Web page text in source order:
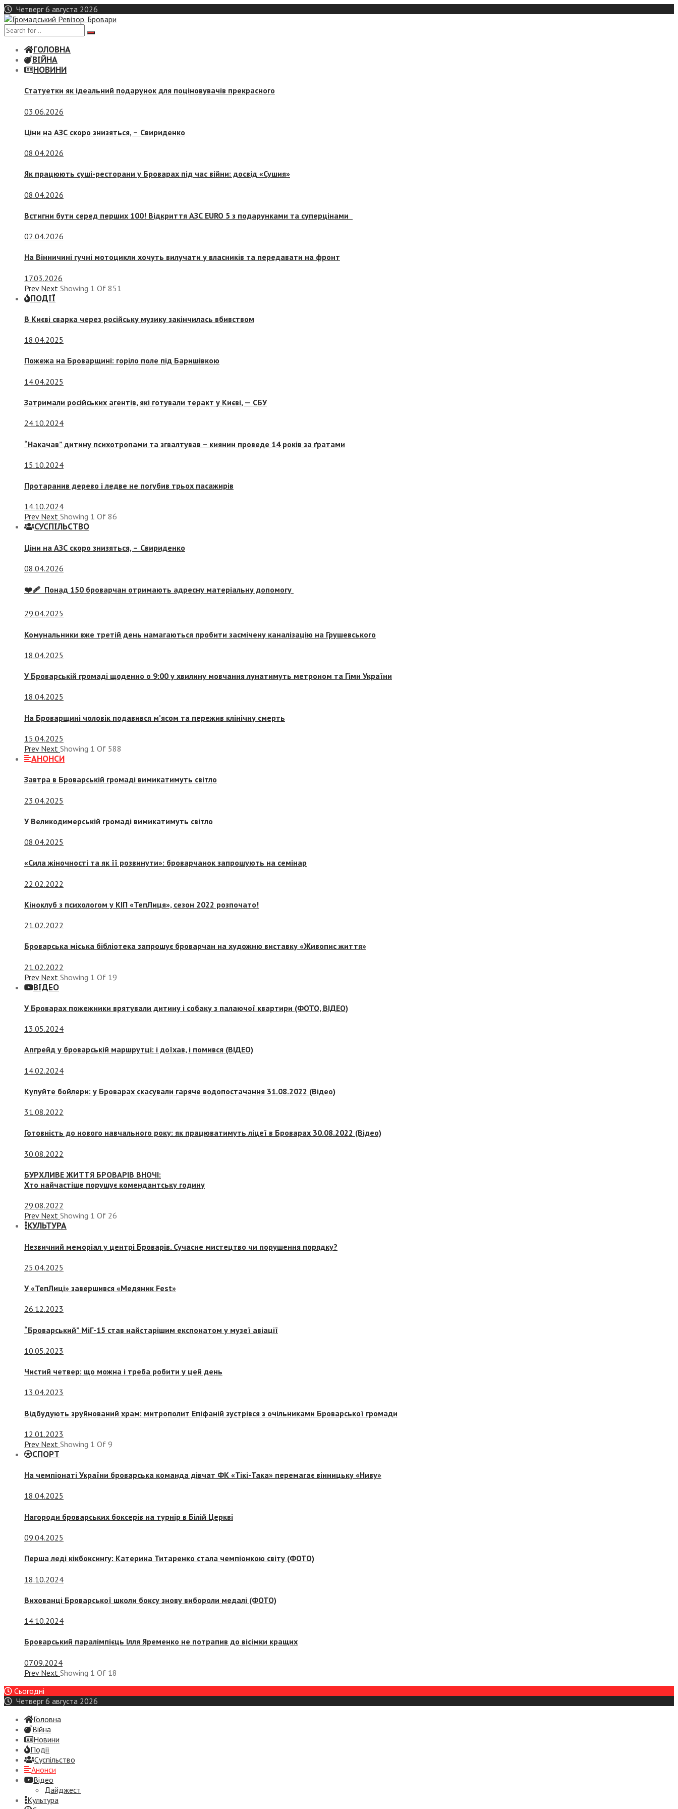
Skip
to
content
Четверг 6 августа 2026
ГОЛОВНА
ВІЙНА
НОВИНИ
Статуетки як ідеальний подарунок для поціновувачів прекрасного
03.06.2026
Ціни на АЗС скоро знизяться, – Свириденко
08.04.2026
Як працюють суші-ресторани у Броварах під час війни: досвід «Сушия»
08.04.2026
Встигни бути серед перших 100! Відкриття АЗС EURO 5 з подарунками та суперцінами
02.04.2026
На Вінничині гучні мотоцикли хочуть вилучати у власників та передавати на фронт
17.03.2026
Prev Next Showing 1 Of 851
ПОДІЇ
В Києві сварка через російську музику закінчилась вбивством
18.04.2025
Пожежа на Броварщині: горіло поле під Баришівкою
14.04.2025
Затримали російських агентів, які готували теракт у Києві, — СБУ
24.10.2024
“Накачав” дитину психотропами та згвалтував – киянин проведе 14 років за ґратами
15.10.2024
Протаранив дерево і ледве не погубив трьох пасажирів
14.10.2024
Prev Next Showing 1 Of 86
СУСПIЛЬСТВО
Ціни на АЗС скоро знизяться, – Свириденко
08.04.2026
❤️‍🩹 Понад 150 броварчан отримають адресну матеріальну допомогу
29.04.2025
Комунальники вже третій день намагаються пробити засмічену каналізацію на Грушевського
18.04.2025
У Броварській громаді щоденно о 9:00 у хвилину мовчання лунатимуть метроном та Гімн України
18.04.2025
На Броварщині чоловік подавився м’ясом та пережив клінічну смерть
15.04.2025
Prev Next Showing 1 Of 588
АНОНСИ
Завтра в Броварській громаді вимикатимуть світло
23.04.2025
У Великодимерській громаді вимикатимуть світло
08.04.2025
«Сила жіночності та як її розвинути»: броварчанок запрошують на семінар
22.02.2022
Кіноклуб з психологом у КІП «ТепЛиця», сезон 2022 розпочато!
21.02.2022
Броварська міська бібліотека запрошує броварчан на художню виставку «Живопис життя»
21.02.2022
Prev Next Showing 1 Of 19
ВІДЕО
У Броварах пожежники врятували дитину і собаку з палаючої квартири (ФОТО, ВІДЕО)
13.05.2024
Апгрейд у броварській маршрутці: і доїхав, і помився (ВІДЕО)
14.02.2024
Купуйте бойлери: у Броварах скасували гаряче водопостачання 31.08.2022 (Відео)
31.08.2022
Готовність до нового навчального року: як працюватимуть ліцеї в Броварах 30.08.2022 (Відео)
30.08.2022
БУРХЛИВЕ ЖИТТЯ БРОВАРІВ ВНОЧІ:
Хто найчастіше порушує комендантську годину
29.08.2022
Prev Next Showing 1 Of 26
КУЛЬТУРА
Незвичний меморіал у центрі Броварів. Сучасне мистецтво чи порушення порядку?
25.04.2025
У «ТепЛиці» завершився «Медяник Fest»
26.12.2023
“Броварський” МіГ-15 став найстарішим експонатом у музеї авіації
10.05.2023
Чистий четвер: що можна і треба робити у цей день
13.04.2023
Відбудують зруйнований храм: митрополит Епіфаній зустрівся з очільниками Броварської громади
12.01.2023
Prev Next Showing 1 Of 9
СПОРТ
На чемпіонаті України броварська команда дівчат ФК «Тікі-Така» перемагає вінницьку «Ниву»
18.04.2025
Нагороди броварських боксерів на турнір в Білій Церкві
09.04.2025
Перша леді кікбоксингу: Катерина Титаренко стала чемпіонкою світу (ФОТО)
18.10.2024
Вихованці Броварської школи боксу знову вибороли медалі (ФОТО)
14.10.2024
Броварський паралімпієць Ілля Яременко не потрапив до вісімки кращих
07.09.2024
Prev Next Showing 1 Of 18
Сьогодні
Четверг 6 августа 2026
Головна
Війна
Новини
Події
Суспiльство
Анонси
Відео
Дайджест
Культура